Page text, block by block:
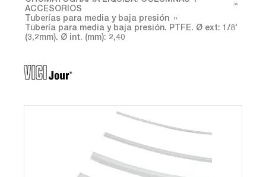
ACCESORIOS
Tuberías para media y baja presión
Tubería para media y baja presión. PTFE. Ø ext: 1/8'
(3,2mm). Ø int. (mm): 2,40